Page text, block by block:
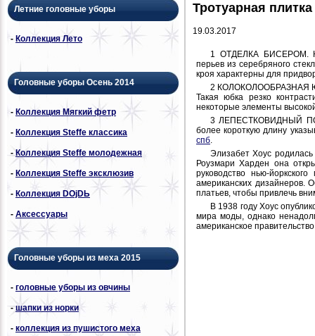
Летние головные уборы
- Коллекция Лето
Головные уборы Осень 2014
- Коллекция Мягкий фетр
- Коллекция Steffe классика
-Коллекция Steffe молодежная
- Коллекция Steffe эксклюзив
- Коллекция DОjDЬ
- Аксессуары
Головные уборы из меха 2015
- головные уборы из овчины
-шапки из норки
- коллекция из пушистого меха
Тротуарная
19.03.2017
1 ОТДЕЛКА БИСЕРОМ.
перьев из серебряного
кроя характерны для
2 КОЛОКОЛООБРАЗНАЯ
Такая юбка резко
некоторые элементы
3 ЛЕПЕСТКОВИДНЫЙ
более короткую длину
спб.
Элизабет Хоус
Роузмари Харден она
руководство нью-
американских дизайнеров.
платьев, чтобы привлечь
В 1938 году Хоус
мира моды, однако
американское